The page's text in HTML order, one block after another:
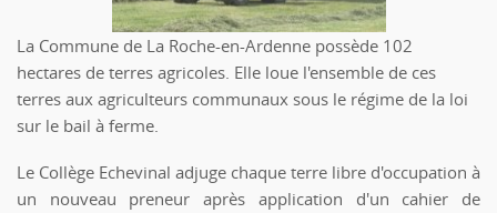
La Commune de La Roche-en-Ardenne possède 102
hectares de terres agricoles. Elle loue l'ensemble de ces
terres aux agriculteurs communaux sous le régime de la loi
sur le bail à ferme.
Le Collège Echevinal adjuge chaque terre libre d'occupation à
un nouveau preneur après application d'un cahier de